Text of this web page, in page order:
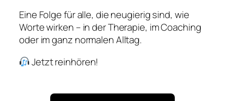
Eine Folge für alle, die neugierig sind, wie
Worte wirken – in der Therapie, im Coaching
oder im ganz normalen Alltag.
Jetzt reinhören!